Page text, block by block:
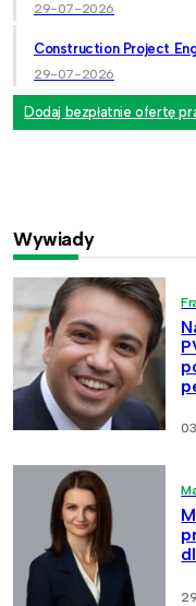
29-07-2026
Construction Project
29-07-2026
Dodaj bezpłatnie ofertę
Wywiady